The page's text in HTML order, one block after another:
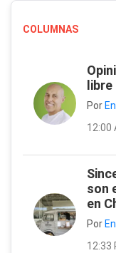
COLUMNAS
Por
12:00
son
en
Por
12:33